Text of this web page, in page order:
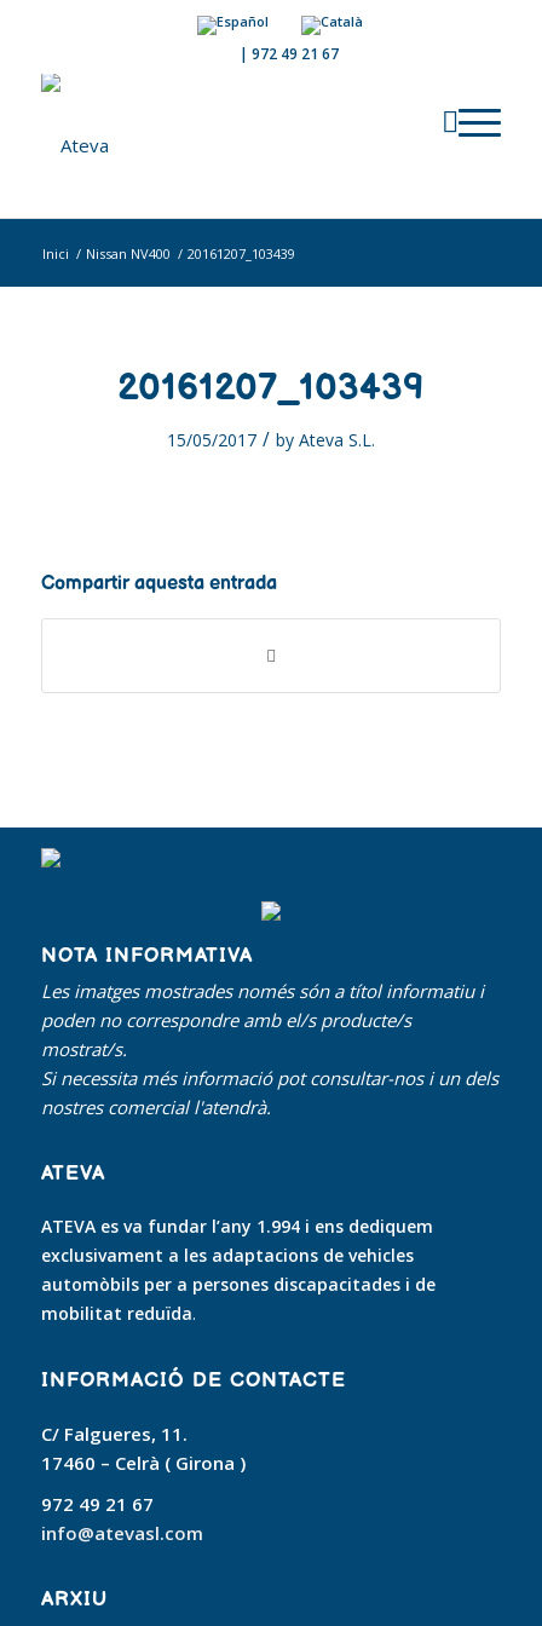
| 972 49 21 67
Inici / Nissan NV400 / 20161207_103439
20161207_103439
15/05/2017 / by Ateva S.L.
Compartir aquesta entrada
NOTA INFORMATIVA
Les imatges mostrades només són a títol informatiu i
poden no correspondre amb el/s producte/s
mostrat/s.
Si necessita més informació pot consultar-nos i un dels
nostres comercial l'atendrà.
ATEVA
ATEVA es va fundar l’any 1.994 i ens dediquem
exclusivament a les adaptacions de vehicles
automòbils per a persones discapacitades i de
mobilitat reduïda.
INFORMACIÓ DE CONTACTE
C/ Falgueres, 11.
17460 – Celrà ( Girona )
972 49 21 67
info@atevasl.com
ARXIU